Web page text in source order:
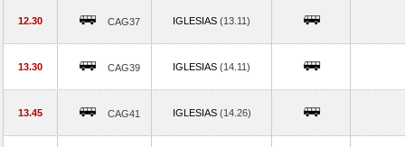
12.30 CAG37 IGLESIAS (13.11)
13.30 CAG39 IGLESIAS (14.11)
13.45 CAG41 IGLESIAS (14.26)